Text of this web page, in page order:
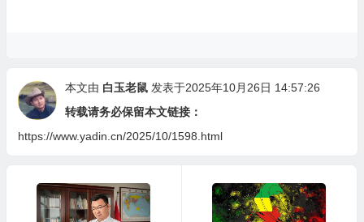
本文由 白玉老鼠 发表于2025年10月26日 14:57:26
转载请务必保留本文链接：
https://www.yadin.cn/2025/10/1598.html